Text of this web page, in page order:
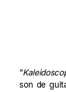
“
son de